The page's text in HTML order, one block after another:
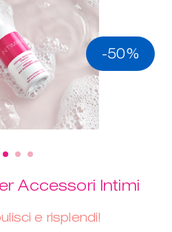
-50%
Accessori Intimi
e risplendi!